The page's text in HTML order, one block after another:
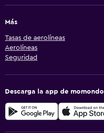
Más
Tasas de aerolíneas
Aerolíneas
Seguridad
Descarga la app de momondo